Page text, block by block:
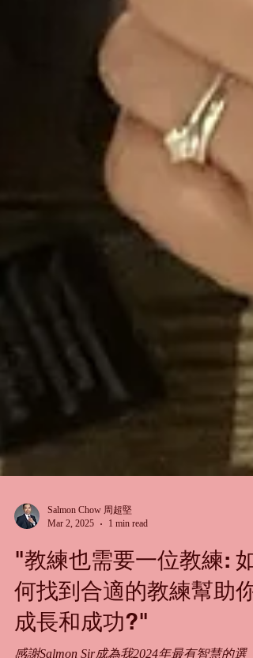
Salmon Chow 周超堅
Mar 2, 2025
1 min read
"教練也需要一位教練: 如
何找到合適的教練幫助你